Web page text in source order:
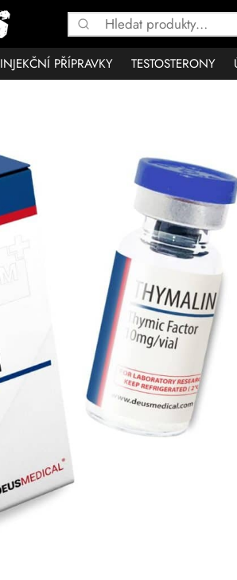
Hledat:
INJEKČNÍ PŘÍPRAVKY TESTOSTERONY